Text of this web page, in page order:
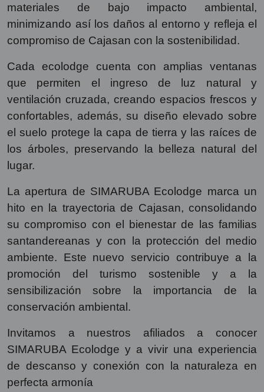
materiales de bajo impacto ambiental,
minimizando así los daños al entorno y refleja el
compromiso de Cajasan con la sostenibilidad.
Cada ecolodge cuenta con amplias ventanas
que permiten el ingreso de luz natural y
ventilación cruzada, creando espacios frescos y
confortables, además, su diseño elevado sobre
el suelo protege la capa de tierra y las raíces de
los árboles, preservando la belleza natural del
lugar.
La apertura de SIMARUBA Ecolodge marca un
hito en la trayectoria de Cajasan, consolidando
su compromiso con el bienestar de las familias
santandereanas y con la protección del medio
ambiente. Este nuevo servicio contribuye a la
promoción del turismo sostenible y a la
sensibilización sobre la importancia de la
conservación ambiental.
Invitamos a nuestros afiliados a conocer
SIMARUBA Ecolodge y a vivir una experiencia
de descanso y conexión con la naturaleza en
perfecta armonía